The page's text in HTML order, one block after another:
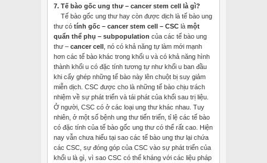
7. Tế bào gốc ung thư – cancer stem cell là gì?
Tế bào gốc ung thư hay còn được dịch là tế bào ung
thư có tính gốc – cancer stem cell – CSC là một
quẩn thể phụ – subpopulation của các tế bào ung
thư – cancer cell , nó có khả năng tự làm mới mạnh
hơn các tế bào khác trong khối u và có khả năng hình
thành khối u có đặc tính tương tự như khối u ban đầu
khi cấy ghép những tế bào này lên chuột bị suy giảm
miễn dịch. CSC được cho là những tế bào chịu trách
nhiệm về sự phát triển và tái phát của khối sau trị liệu.
Ở người, CSC có ở các loại ung thư khác nhau. Tuy
nhiên, ở một số bệnh ung thư tiến triển, tỉ lệ các tế bào
có đặc tính của tế bào gốc ung thư có thể rất cao. Hiện
nay vẫn chưa hiểu tại sao các tế bào ung thư lại chứa
các CSC, sự đóng góp của CSC vào sự phát triển của
khối u là gì, vì sao CSC có thể kháng với các liệu pháp